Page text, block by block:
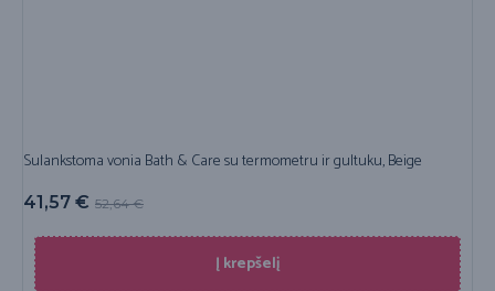
Sulankstoma vonia Bath & Care su termometru ir gultuku, Beige
52,64€
41,57 €
Į krepšelį